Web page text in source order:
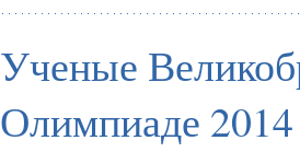
Ученые
Олимпиаде 2014